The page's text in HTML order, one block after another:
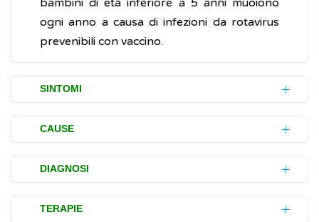
bambini di età inferiore a 5 anni muoiono
ogni anno a causa di infezioni da rotavirus
prevenibili con vaccino.
SINTOMI
Il periodo di incubazione della malattia da
rotavirus è di 36-48 ore. I primi disturbi
(sintomi) sono:
disturbi gastrici
CAUSE
La malattia è causata dal rotavirus, un
ad RNA della famiglia delle reoviridae, che
infetta l'intestino. Esistono otto diversi
DIAGNOSI
L'accertamento dell'infezione (diagnosi)
TERAPIE